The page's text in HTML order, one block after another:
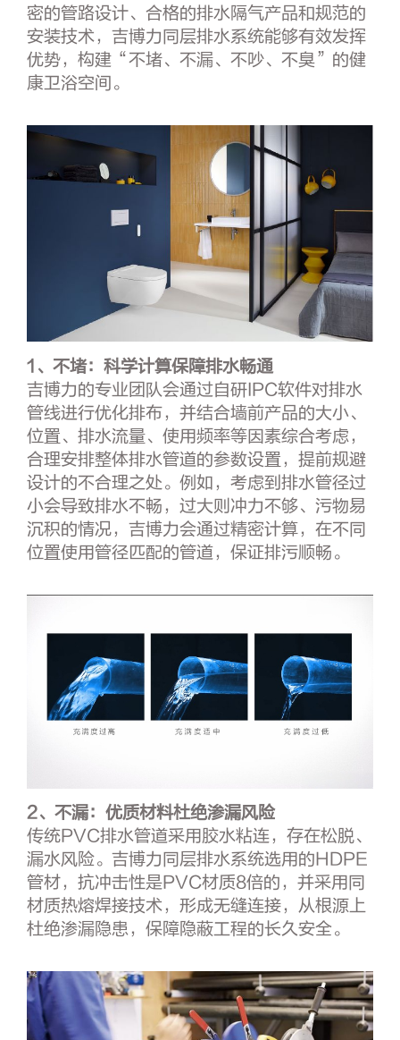
密的管路设计、合格的排水隔气产品和规范的
安装技术，吉博力同层排水系统能够有效发挥
优势，构建“不堵、不漏、不吵、不臭”的健
康卫浴空间。
1、不堵：科学计算保障排水畅通
吉博力的专业团队会通过自研IPC软件对排水
管线进行优化排布，并结合墙前产品的大小、
位置、排水流量、使用频率等因素综合考虑，
合理安排整体排水管道的参数设置，提前规避
设计的不合理之处。例如，考虑到排水管径过
小会导致排水不畅，过大则冲力不够、污物易
沉积的情况，吉博力会通过精密计算，在不同
位置使用管径匹配的管道，保证排污顺畅。
2、不漏：优质材料杜绝渗漏风险
传统PVC排水管道采用胶水粘连，存在松脱、
漏水风险。吉博力同层排水系统选用的HDPE
管材，抗冲击性是PVC材质8倍的，并采用同
材质热熔焊接技术，形成无缝连接，从根源上
杜绝渗漏隐患，保障隐蔽工程的长久安全。